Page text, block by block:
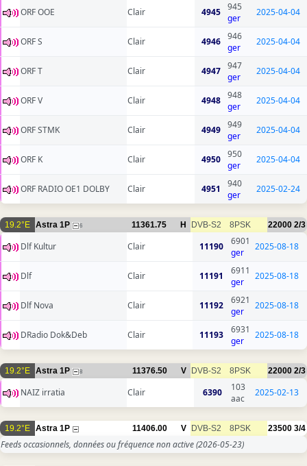
ORF OOE Clair 4945
945
ger
2025-04-04
ORF S Clair 4946
946
ger
2025-04-04
ORF T Clair 4947
947
ger
2025-04-04
ORF V Clair 4948
948
ger
2025-04-04
ORF STMK Clair 4949
949
ger
2025-04-04
ORF K Clair 4950
950
ger
2025-04-04
ORF RADIO OE1 DOLBY Clair 4951
940
ger
2025-02-24
19.2°E Astra 1P 6 11361.75 H DVB-S2 8PSK 22000 2/3
Dlf Kultur Clair 11190
6901
ger
2025-08-18
Dlf Clair 11191
6911
ger
2025-08-18
Dlf Nova Clair 11192
6921
ger
2025-08-18
DRadio Dok&Deb Clair 11193
6931
ger
2025-08-18
19.2°E Astra 1P 8 11376.50 V DVB-S2 8PSK 22000 2/3
NAIZ irratia Clair 6390
103
aac
2025-02-13
19.2°E Astra 1P 11406.00 V DVB-S2 8PSK 23500 3/4
Feeds occasionnels, données ou fréquence non active(2026-05-23)